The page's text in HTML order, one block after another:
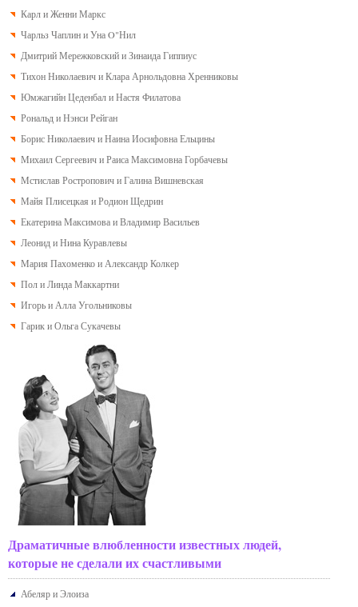
Карл и Женни Маркс
Чарльз Чаплин и Уна O"Нил
Дмитрий Мережковский и Зинаида Гиппиус
Тихон Николаевич и Клара Арнольдовна Хренниковы
Юмжагийн Цеденбал и Настя Филатова
Рональд и Нэнси Рейган
Борис Николаевич и Наина Иосифовна Ельцины
Михаил Сергеевич и Раиса Максимовна Горбачевы
Мстислав Ростропович и Галина Вишневская
Майя Плисецкая и Родион Щедрин
Екатерина Максимова и Владимир Васильев
Леонид и Нина Куравлевы
Мария Пахоменко и Александр Колкер
Пол и Линда Маккартни
Игорь и Алла Угольниковы
Гарик и Ольга Сукачевы
Драматичные влюбленности известных людей,
которые не сделали их счастливыми
Абеляр и Элоиза